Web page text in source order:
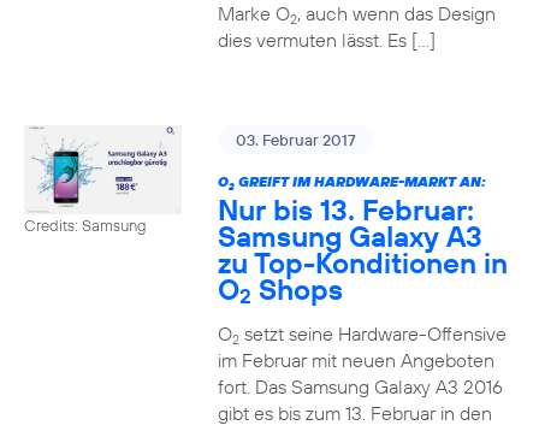
Marke O2, auch wenn das Design
dies vermuten lässt. Es […]
Credits: Samsung
03. Februar 2017
O2GREIFT IM HARDWARE-MARKT AN:
Nur bis 13. Februar:
Samsung Galaxy A3
zu Top-Konditionen in
O2 Shops
O2setzt seine Hardware-Offensive
im Februar mit neuen Angeboten
fort. Das Samsung Galaxy A3 2016
gibt es bis zum 13. Februar in den